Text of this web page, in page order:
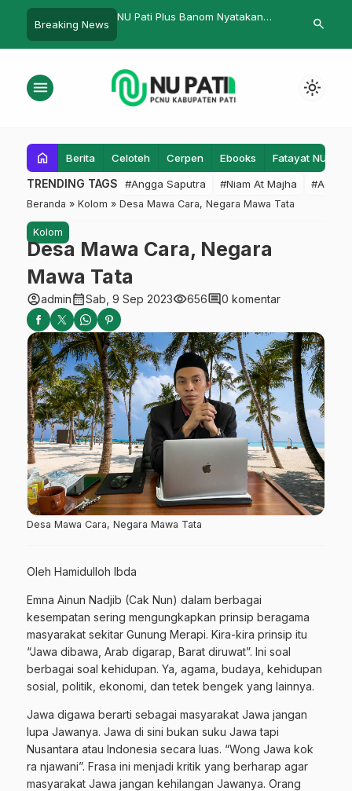
Breaking News
Pemerintah Tumpas
Ribuan Mustahik di Pati Mendapat
Emergency
search
menu light_mode
home Berita Celoteh Cerpen Ebooks Fatayat NU
TRENDING TAGS #Angga Saputra #Niam At Majha #Admin
Beranda » Kolom » Desa Mawa Cara, Negara Mawa Tata
Kolom
Desa Mawa Cara, Negara
Mawa Tata
account_circleadmincalendar_monthSab, 9 Sep 2023visibility656comment0 komentar
Desa Mawa Cara, Negara Mawa Tata
Oleh Hamidulloh Ibda
Emna Ainun Nadjib (Cak Nun) dalam berbagai
kesempatan sering mengungkapkan prinsip beragama
masyarakat sekitar Gunung Merapi. Kira-kira prinsip itu
“Jawa dibawa, Arab digarap, Barat diruwat”. Ini soal
berbagai soal kehidupan. Ya, agama, budaya, kehidupan
sosial, politik, ekonomi, dan tetek bengek yang lainnya.
Jawa digawa berarti sebagai masyarakat Jawa jangan
lupa Jawanya. Jawa di sini bukan suku Jawa tapi
Nusantara atau Indonesia secara luas. “Wong Jawa kok
ra njawani”. Frasa ini menjadi kritik yang berharap agar
masyarakat Jawa jangan kehilangan Jawanya. Orang